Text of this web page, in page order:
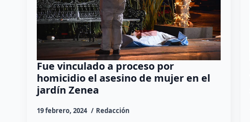
Fue vinculado a proceso por
homicidio el asesino de mujer en el
jardín Zenea
19 febrero, 2024 Redacción